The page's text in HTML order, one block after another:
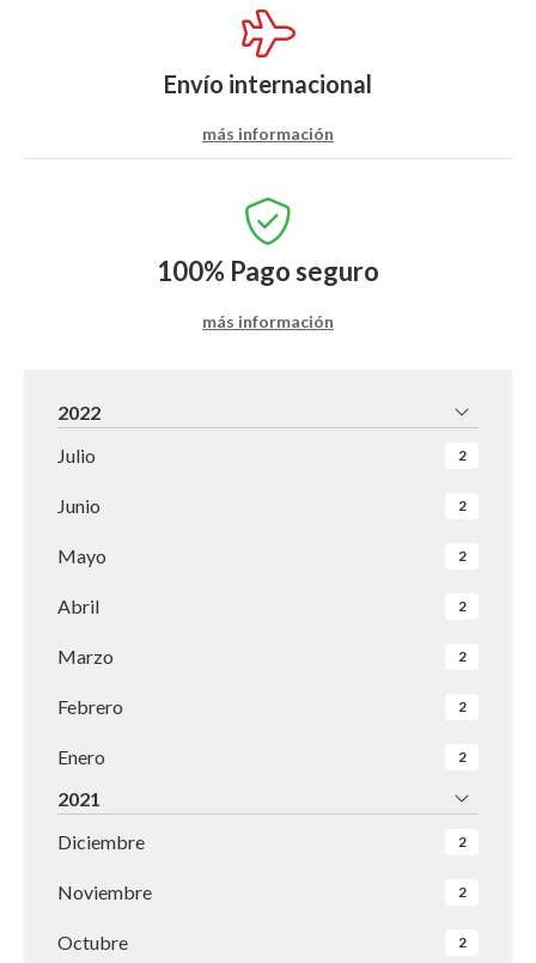
Envío internacional
más información
100% Pago seguro
más información
2022
Julio
2
Junio 2
Mayo 2
Abril 2
Marzo 2
Febrero 2
Enero 2
2021
Diciembre
2
Noviembre 2
Octubre 2